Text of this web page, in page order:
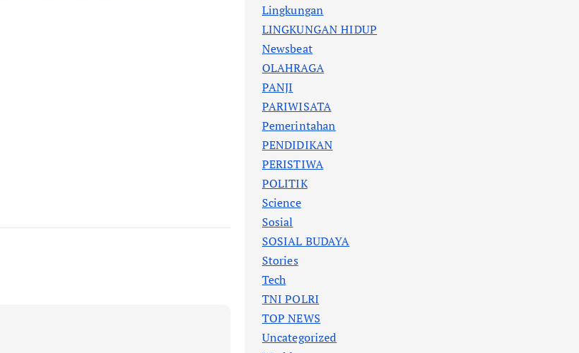
Lingkungan
LINGKUNGAN HIDUP
Newsbeat
OLAHRAGA
PANJI
PARIWISATA
Pemerintahan
PENDIDIKAN
PERISTIWA
POLITIK
Science
Sosial
SOSIAL BUDAYA
Stories
Tech
TNI POLRI
TOP NEWS
Uncategorized